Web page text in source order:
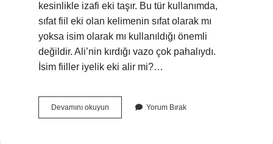
kesinlikle izafi eki taşır. Bu tür kullanımda,
sıfat fiil eki olan kelimenin sıfat olarak mı
yoksa isim olarak mı kullanıldığı önemli
değildir. Ali’nin kırdığı vazo çok pahalıydı.
İsim fiiller iyelik eki alir mi?…
Devamını okuyun
Ekleri
Yorum Bırak